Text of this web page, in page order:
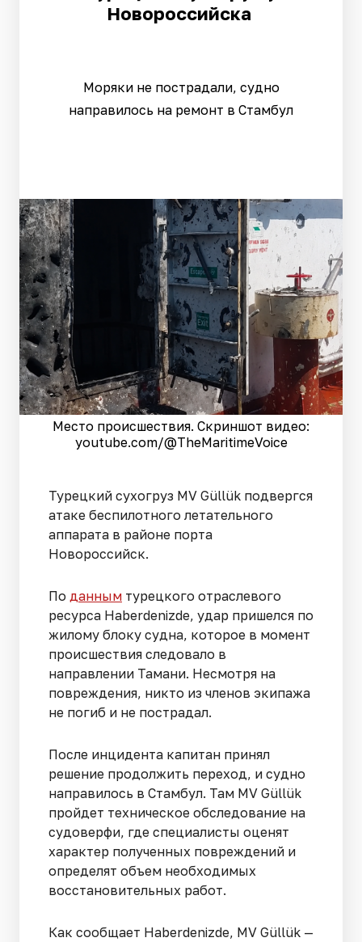
Новороссийска
Моряки не пострадали, судно
направилось на ремонт в Стамбул
Место происшествия. Скриншот видео:
youtube.com/@TheMaritimeVoice
Турецкий сухогруз MV Güllük подвергся
атаке беспилотного летательного
аппарата в районе порта
Новороссийск.
По данным турецкого отраслевого
ресурса Haberdenizde, удар пришелся по
жилому блоку судна, которое в момент
происшествия следовало в
направлении Тамани. Несмотря на
повреждения, никто из членов экипажа
не погиб и не пострадал.
После инцидента капитан принял
решение продолжить переход, и судно
направилось в Стамбул. Там MV Güllük
пройдет техническое обследование на
судоверфи, где специалисты оценят
характер полученных повреждений и
определят объем необходимых
восстановительных работ.
Как сообщает Haberdenizde, MV Güllük —